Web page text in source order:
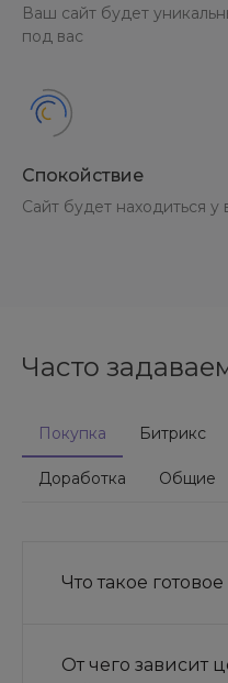
Ваш сайт будет
под вас
Спокойствие
Сайт будет находиться у
Часто
Покупка Битрикс
Доработка Общие
Что такое
От чего зависит